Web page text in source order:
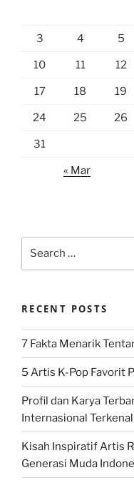
3 4 5
10 11 12
17 18 19
24 25 26
31
« Mar
RECENT POSTS
7 Fakta Menarik
5 Artis K-Pop Favorit
Profil dan Karya
Internasional Terkenal
Kisah Inspiratif Artis
Generasi Muda